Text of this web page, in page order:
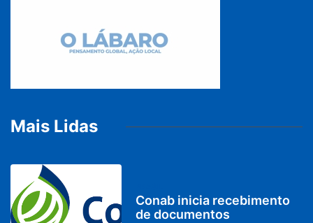
Mais Lidas
Conab inicia recebimento
de documentos